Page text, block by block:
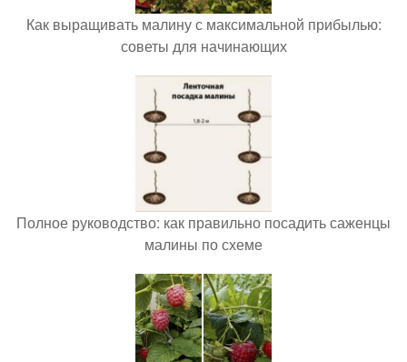
Как выращивать малину с максимальной прибылью:
советы для начинающих
Полное руководство: как правильно посадить саженцы
малины по схеме